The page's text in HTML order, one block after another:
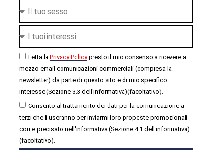
Letta la Privacy Policypresto il mio consenso a ricevere a
mezzo email comunicazioni commerciali (compresa la
newsletter) da parte di questo sito e di mio specifico
interesse (Sezione 3.3 dell'informativa)(facoltativo).
Consento al trattamento dei dati per la comunicazione a
terzi che li useranno per inviarmi loro proposte promozionali
come precisato nell'informativa (Sezione 4.1 dell'informativa)
(facoltativo).